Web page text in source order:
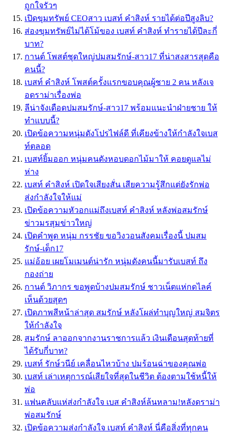
ถูกใจรัวๆ
เปิดขุมทรัพย์ CEOสาว เบสท์ คำสิงห์ รายได้ต่อปีสูงลิบ?
ส่องขุมทรัพย์ไม่ได้โม้ของ เบสท์ คำสิงห์ ทำรายได้ปีละกี่
บาท?
กานต์ โพสต์ชุดใหญ่ปมสมรักษ์-สาว17 ที่น่าสงสารสุดคือ
คนนี้?
เบสท์ คำสิงห์ โพสต์ครั้งแรกขอบคุณผู้ชาย 2 คน หลังเจ
อดราม่าเรื่องพ่อ
ลีน่าจังเดือดปมสมรักษ์-สาว17 พร้อมแนะนำฝ่ายชาย ให้
ทำแบบนี้?
เปิดข้อความหนุ่มดังโปรไฟล์ดี ที่เคียงข้างให้กำลังใจเบส
ท์ตลอด
เบสท์ยิ้มออก หนุ่มคนดังหอบดอกไม้มาให้ คอยดูแลไม่
ห่าง
เบสท์ คำสิงห์ เปิดใจเสียงสั่น เสียความรู้สึกแต่ยังรักพ่อ
ส่งกำลังใจให้แม่
เปิดข้อความหัวอกแม่ถึงเบสท์ คำสิงห์ หลังพ่อสมรักษ์
ข่าวมรสุมข่าวใหญ่
เปิดคำพูด หนุ่ม กรรชัย ขอวิงวอนสังคมเรื่องนี้ ปมสม
รักษ์-เด็ก17
แม่อ้อย เผยโมเมนต์น่ารัก หนุ่มดังคนนี้มารับเบสท์ ถึง
กองถ่าย
กานต์ วิภากร ขอพูดบ้างปมสมรักษ์ ชาวเน็ตแห่กดไลค์
เห็นด้วยสุดๆ
เปิดภาพสีหน้าล่าสุด สมรักษ์ หลังโผล่ทำบุญใหญ่ สมจิตร
ให้กำลังใจ
สมรักษ์ ลาออกจากงานราชการเเล้ว เงินเดือนสุดท้ายที่
ได้รับกี่บาท?
เบสท์ รักษ์วนีย์ เคลื่อนไหวบ้าง ปมร้อนฉ่าของคุณพ่อ
เบสท์ เล่าเหตุการณ์เสียใจที่สุดในชีวิต ต้องตามใช้หนี้ให้
พ่อ
แฟนคลับแห่ส่งกำลังใจ เบส คำสิงห์ล้นหลาม!หลังดราม่า
พ่อสมรักษ์
เปิดข้อความส่งกำลังใจ เบสท์ คำสิงห์ นี่คือสิ่งที่ทุกคน